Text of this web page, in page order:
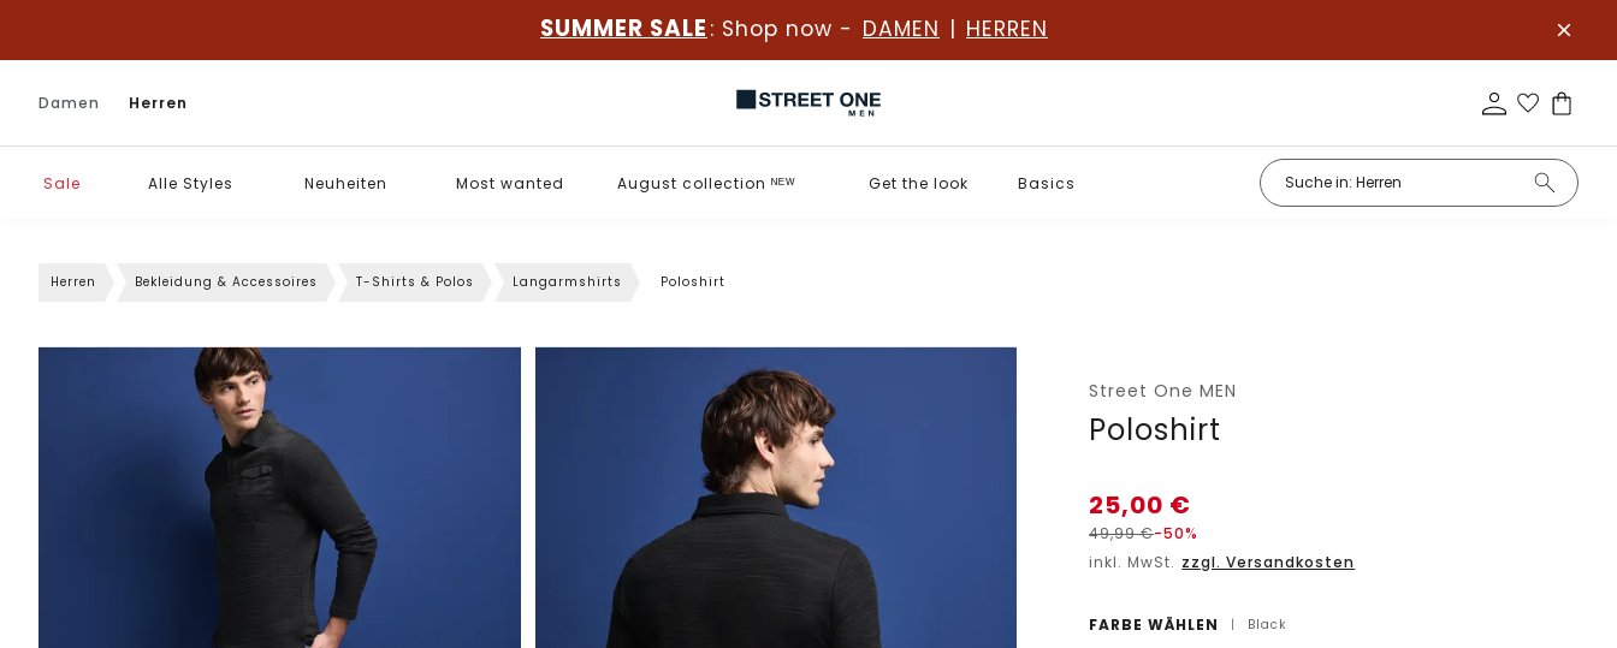
SUMMER SALE : Shop now - DAMEN | HERREN
Damen Herren
Sale Alle Styles Neuheiten Most wanted August collection ᴺᴱᵂ Get the look Basics
Herren Bekleidung & Accessoires T-Shirts & Polos Langarmshirts Poloshirt
Street One MEN
Poloshirt
25,00 €
49,99€-50%
inkl. MwSt. zzgl. Versandkosten
FARBE WÄHLEN | Black